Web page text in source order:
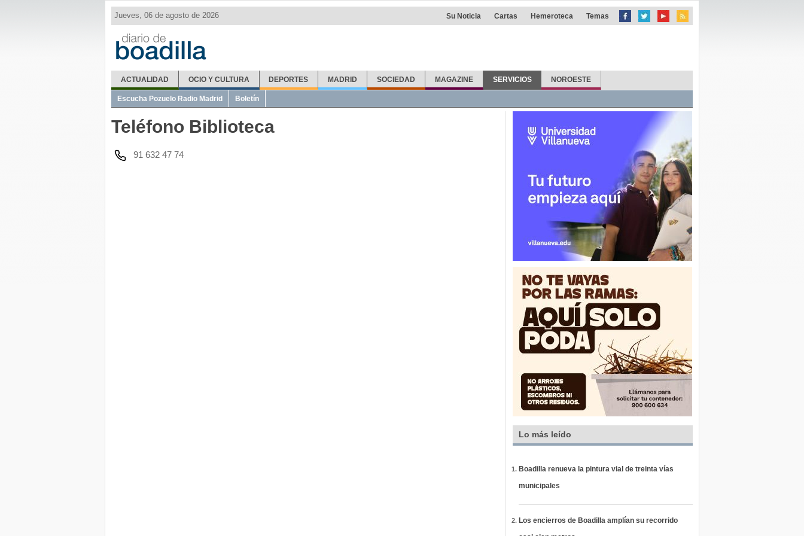
Jueves, 06 de agosto de 2026 Su Noticia Cartas Hemeroteca Temas
ACTUALIDAD OCIO Y CULTURA DEPORTES MADRID SOCIEDAD MAGAZINE SERVICIOS
El Tiempo Metro Ligero Misas Teléfonos
NOROESTE
Escucha Pozuelo Radio Madrid Boletín
Teléfono Biblioteca
91 632 47 74
Lo más leído
Boadilla renueva la pintura vial de treinta vías
municipales
Los encierros de Boadilla amplían su recorrido